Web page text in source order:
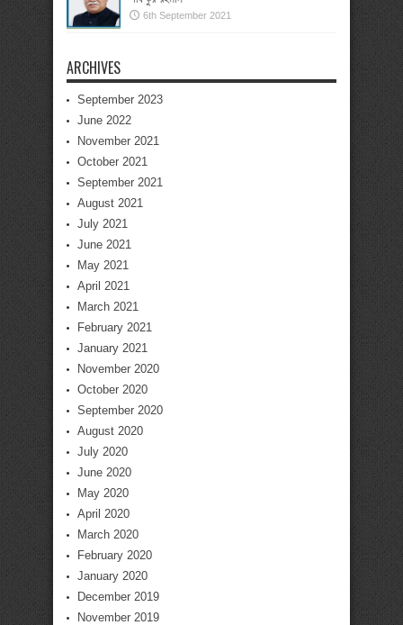
6th September 2021
ARCHIVES
September 2023
June 2022
November 2021
October 2021
September 2021
August 2021
July 2021
June 2021
May 2021
April 2021
March 2021
February 2021
January 2021
November 2020
October 2020
September 2020
August 2020
July 2020
June 2020
May 2020
April 2020
March 2020
February 2020
January 2020
December 2019
November 2019